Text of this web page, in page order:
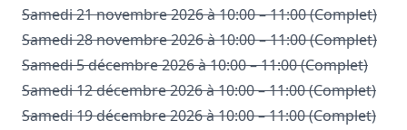
Samedi 21 novembre 2026 à 10:00 – 11:00 (Complet)
Samedi 28 novembre 2026 à 10:00 – 11:00 (Complet)
Samedi 5 décembre 2026 à 10:00 – 11:00 (Complet)
Samedi 12 décembre 2026 à 10:00 – 11:00 (Complet)
Samedi 19 décembre 2026 à 10:00 – 11:00 (Complet)